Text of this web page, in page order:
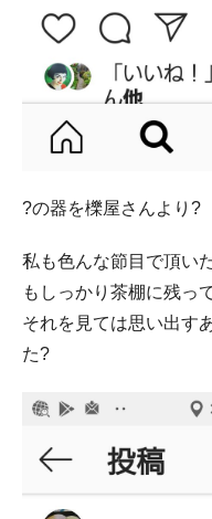
?の器を櫟屋さんより?
私も色んな節目で頂い
もしっかり茶棚に残っ
それを見ては思い出す
た?